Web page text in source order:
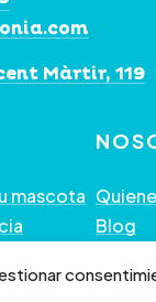
Màrtir, 119
mascota
Blog